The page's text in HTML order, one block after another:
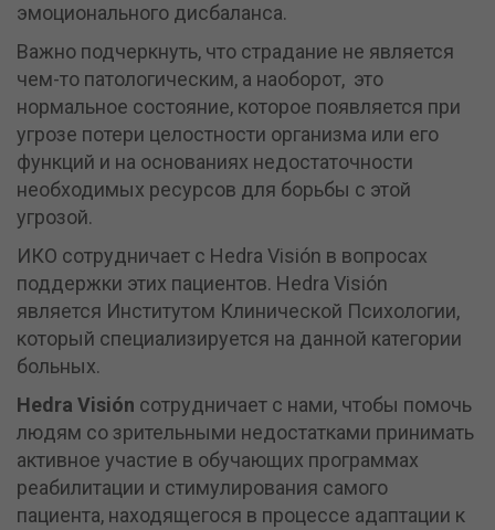
эмоционального дисбаланса.
Важно подчеркнуть, что страдание не является
чем-то патологическим, а наоборот, это
нормальное состояние, которое появляется при
угрозе потери целостности организма или его
функций и на основаниях недостаточности
необходимых ресурсов для борьбы с этой
угрозой.
ИКО сотрудничает с Hedra Visión в вопросах
поддержки этих пациентов. Hedra Visión
является Институтом Клинической Психологии,
который специализируется на данной категории
больных.
Hedra Visión сотрудничает с нами, чтобы помочь
людям со зрительными недостатками принимать
активное участие в обучающих программах
реабилитации и стимулирования самого
пациента, находящегося в процессе адаптации к